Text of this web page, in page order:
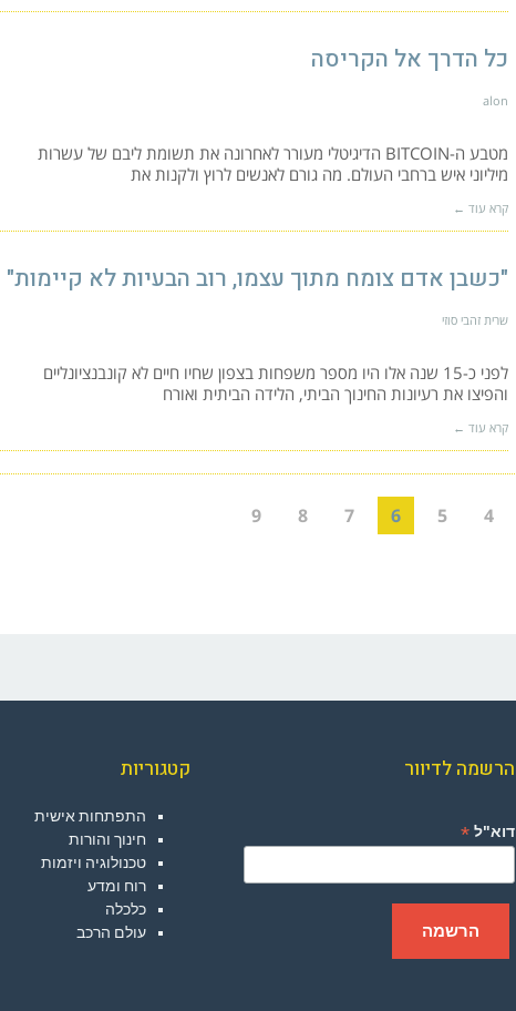
כל הדרך אל הקריסה
alon
מטבע ה-BITCOIN הדיגיטלי מעורר לאחרונה את תשומת ליבם של עשרות
מיליוני איש ברחבי העולם. מה גורם לאנשים לרוץ ולקנות את
קרא עוד ←
"כשבן אדם צומח מתוך עצמו, רוב הבעיות לא קיימות"
שרית זהבי סוזי
לפני כ-15 שנה אלו היו מספר משפחות בצפון שחיו חיים לא קונבנציונליים
והפיצו את רעיונות החינוך הביתי, הלידה הביתית ואורח
קרא עוד ←
4
5
6
7
8
9
הרשמה לדיוור
דוא"ל*
קטגוריות
התפתחות אישית
חינוך והורות
טכנולוגיה ויזמות
רוח ומדע
כלכלה
עולם הרכב